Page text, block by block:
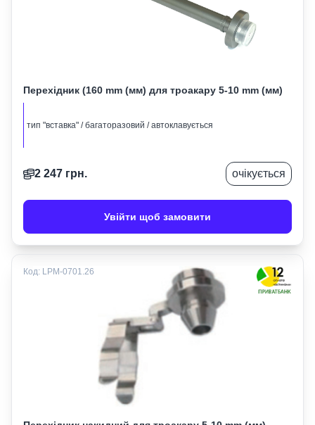
Перехідник (160 mm (мм) для троакару 5-10 mm (мм)
тип "вставка" / багаторазовий / автоклавується
2 247 грн. очікується
Увійти щоб замовити
Код: LPM-0701.26